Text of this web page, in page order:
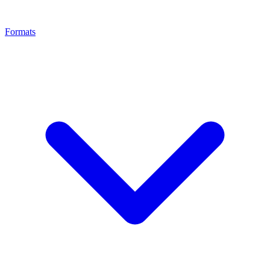
Formats